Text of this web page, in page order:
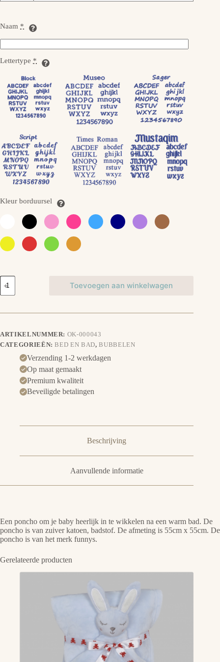
Naam *
Lettertype *
Kleur borduursel
Poncho
aantal
Toevoegen aan winkelwagen
ARTIKELNUMMER: OK-000043
CATEGORIEËN:BED EN BAD,BUBBELEN
Verzending 1-2 werkdagen
Op maat gemaakt
Premium kwaliteit
Beveiligde betalingen
Beschrijving
Aanvullende informatie
Een poncho om je baby heerlijk in te wikkelen na een warm bad. De
poncho is van zuiver katoen, badstof. De afmeting is 55cm x 55cm. De
poncho is van het merk funnys.
Gerelateerde producten